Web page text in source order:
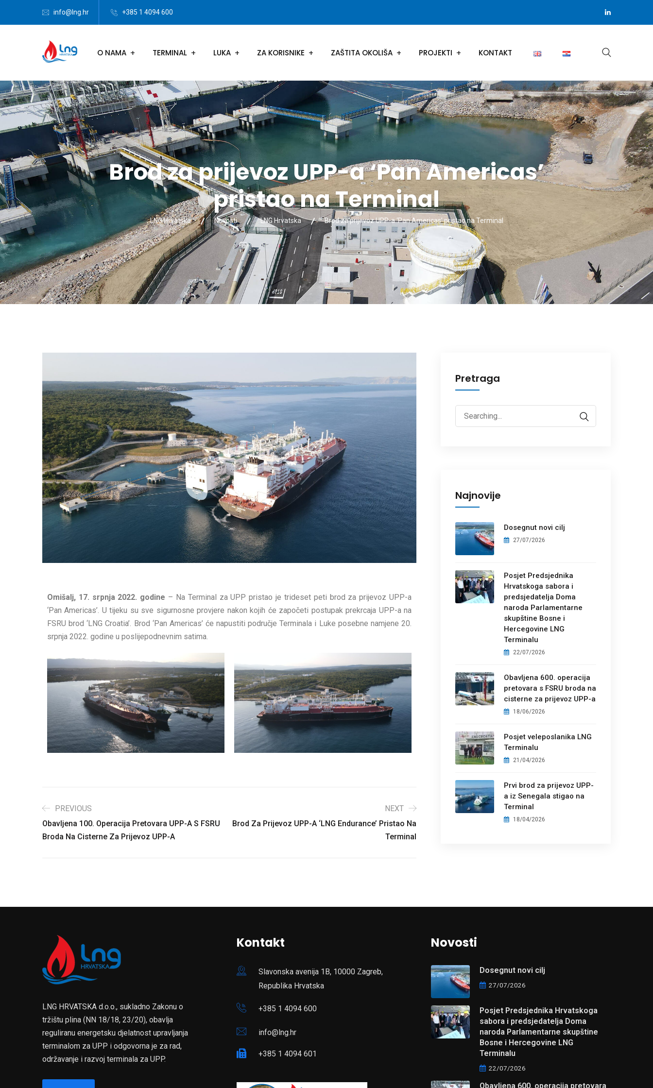
info@lng.hr +385 1 4094 600
O NAMA TERMINAL LUKA ZA KORISNIKE ZAŠTITA OKOLIŠA PROJEKTI KONTAKT
Brod za prijevoz UPP-a ‘Pan Americas’
pristao na Terminal
LNG Hrvatska Novosti LNG Hrvatska Brod za prijevoz UPP-a ‘Pan Americas’ pristao na Terminal
Omišalj, 17. srpnja 2022. godine – Na Terminal za UPP pristao je trideset peti brod za prijevoz UPP-a
‘Pan Americas’. U tijeku su sve sigurnosne provjere nakon kojih će započeti postupak prekrcaja UPP-a na
FSRU brod ‘LNG Croatia’. Brod ‘Pan Americas’ će napustiti područje Terminala i Luke posebne namjene 20.
srpnja 2022. godine u poslijepodnevnim satima.
PREVIOUS
Obavljena 100. Operacija Pretovara UPP-A S FSRU
Broda Na Cisterne Za Prijevoz UPP-A
NEXT
Brod Za Prijevoz UPP-A ‘LNG Endurance’ Pristao Na
Terminal
Pretraga
Najnovije
Dosegnut novi cilj
27/07/2026
Posjet Predsjednika
Hrvatskoga sabora i
predsjedatelja Doma
naroda Parlamentarne
skupštine Bosne i
Hercegovine LNG
Terminalu
22/07/2026
Obavljena 600. operacija
pretovara s FSRU broda na
cisterne za prijevoz UPP-a
18/06/2026
Posjet veleposlanika LNG
Terminalu
21/04/2026
Prvi brod za prijevoz UPP-
a iz Senegala stigao na
Terminal
18/04/2026
LNG HRVATSKA d.o.o., sukladno Zakonu o
tržištu plina (NN 18/18, 23/20), obavlja
reguliranu energetsku djelatnost upravljanja
terminalom za UPP i odgovorna je za rad,
održavanje i razvoj terminala za UPP.
Kontakt
Slavonska avenija 1B, 10000 Zagreb,
Republika Hrvatska
+385 1 4094 600
info@lng.hr
+385 1 4094 601
Novosti
Dosegnut novi cilj
27/07/2026
Posjet Predsjednika Hrvatskoga
sabora i predsjedatelja Doma
naroda Parlamentarne skupštine
Bosne i Hercegovine LNG
Terminalu
22/07/2026
Obavljena 600. operacija pretovara